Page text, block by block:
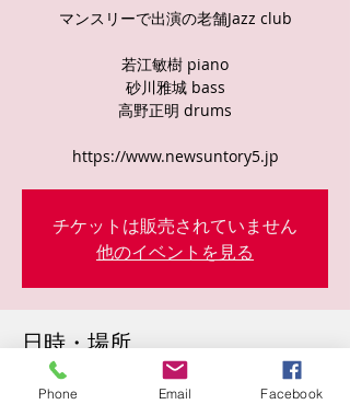
マンスリーで出演の老舗Jazz club
若江敏樹 piano
砂川雅城 bass
高野正明 drums
https://www.newsuntory5.jp
チケットは販売されていません
他のイベントを見る
日時・場所
2024年9月06日 19:00
曾根崎２丁目１０−１５, 日本、〒530-0057
Phone Email Facebook